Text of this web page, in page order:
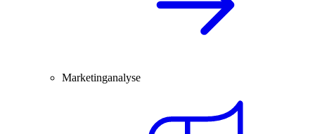
Marketinganalyse